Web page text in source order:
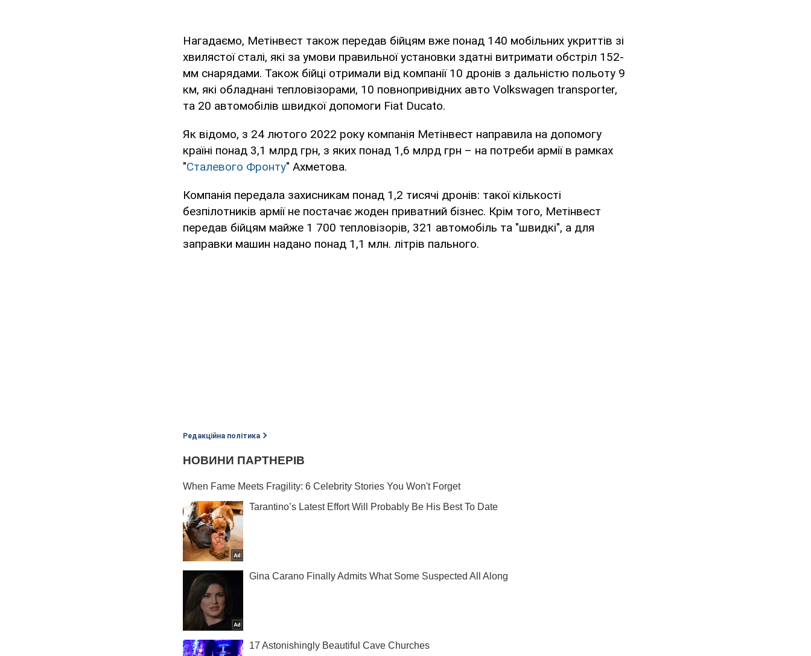
Нагадаємо, Метінвест також передав бійцям вже понад 140 мобільних укриттів зі
хвилястої сталі, які за умови правильної установки здатні витримати обстріл 152-
мм снарядами. Також бійці отримали від компанії 10 дронів з дальністю польоту 9
км, які обладнані тепловізорами, 10 повнопривідних авто Volkswagen transporter,
та 20 автомобілів швидкої допомоги Fiat Ducato.
Як відомо, з 24 лютого 2022 року компанія Метінвест направила на допомогу
країні понад 3,1 млрд грн, з яких понад 1,6 млрд грн – на потреби армії в рамках
"Сталевого Фронту" Ахметова.
Компанія передала захисникам понад 1,2 тисячі дронів: такої кількості
безпілотників армії не постачає жоден приватний бізнес. Крім того, Метінвест
передав бійцям майже 1 700 тепловізорів, 321 автомобіль та "швидкі", а для
заправки машин надано понад 1,1 млн. літрів пального.
Редакційна політика